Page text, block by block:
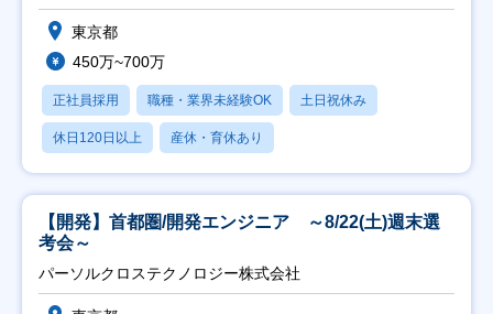
東京都
450万~700万
正社員採用 職種・業界未経験OK 土日祝休み
休日120日以上 産休・育休あり
【開発】首都圏/開発エンジニア ～8/22(土)週末選
考会～
パーソルクロステクノロジー株式会社